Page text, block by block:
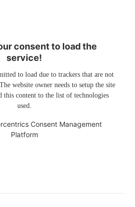
consent to load the
service!
to load due to trackers that are not
website owner needs to setup the site
this content to the list of technologies
used.
Consent Management
Platform